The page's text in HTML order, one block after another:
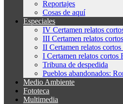
Reportajes
Cosas de aquí
Especiales
IV Certamen relatos
III Certamen relatos
II Certamen relatos
I Certamen relatos cortos
Tribuna de despedida
Pueblos abandonados:
Medio Ambiente
Fototeca
Multimedia